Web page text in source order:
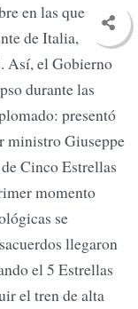
en las que
de Italia,
Así, el Gobierno
durante las
presentó
ministro Giuseppe
Cinco Estrellas
momento
se
llegaron
el 5 Estrellas
el tren de alta